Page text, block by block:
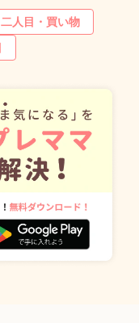
二人目・買い物